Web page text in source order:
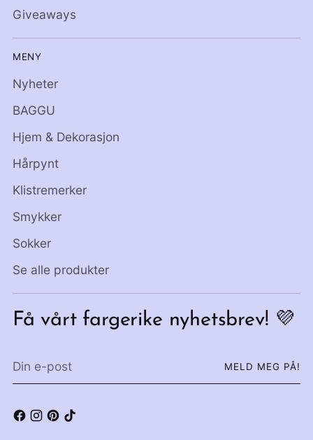
Giveaways
MENY
Nyheter
BAGGU
Hjem & Dekorasjon
Hårpynt
Klistremerker
Smykker
Sokker
Se alle produkter
Få vårt fargerike nyhetsbrev! 💜
e-
MELD MEG PÅ!